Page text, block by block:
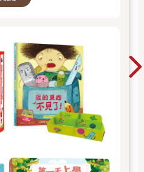
！真是太好了！ 🎉金石
你一站購足！文具、書
起！👉文具滿777送80
滿1200回饋4%金幣